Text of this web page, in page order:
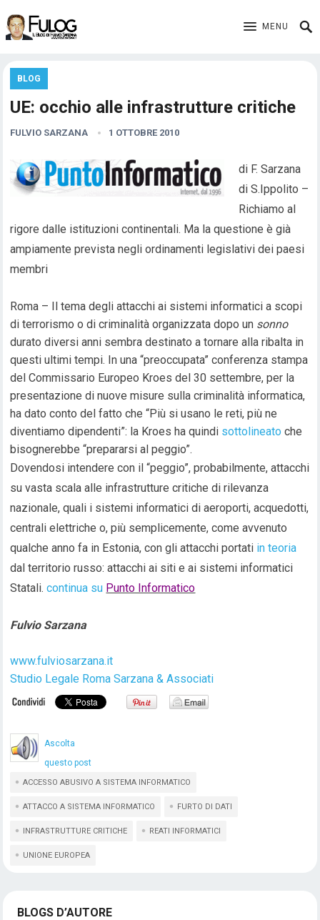
MENU
BLOG
UE: occhio alle infrastrutture critiche
FULVIO SARZANA 1 OTTOBRE 2010
di F. Sarzana
di S.Ippolito –
Richiamo al
rigore dalle istituzioni continentali. Ma la questione è già
ampiamente prevista negli ordinamenti legislativi dei paesi
membri
Roma – Il tema degli attacchi ai sistemi informatici a scopi
di terrorismo o di criminalità organizzata dopo un sonno
durato diversi anni sembra destinato a tornare alla ribalta in
questi ultimi tempi. In una “preoccupata” conferenza stampa
del Commissario Europeo Kroes del 30 settembre, per la
presentazione di nuove misure sulla criminalità informatica,
ha dato conto del fatto che “Più si usano le reti, più ne
diventiamo dipendenti”: la Kroes ha quindi sottolineato che
bisognerebbe “prepararsi al peggio”.
Dovendosi intendere con il “peggio”, probabilmente, attacchi
su vasta scala alle infrastrutture critiche di rilevanza
nazionale, quali i sistemi informatici di aeroporti, acquedotti,
centrali elettriche o, più semplicemente, come avvenuto
qualche anno fa in Estonia, con gli attacchi portati in teoria
dal territorio russo: attacchi ai siti e ai sistemi informatici
Statali.continua su Punto Informatico
Fulvio Sarzana
www.fulviosarzana.it
Studio Legale Roma Sarzana & Associati
Ascolta
questo post
ACCESSO ABUSIVO A SISTEMA INFORMATICO
ATTACCO A SISTEMA INFORMATICO FURTO DI DATI
INFRASTRUTTURE CRITICHE REATI INFORMATICI
UNIONE EUROPEA
BLOGS D’AUTORE